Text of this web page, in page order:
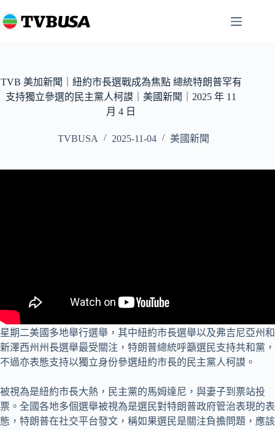
至
容
TVB 美加新聞｜紐約市長選戰成為焦點 總統特朗普罕有
支持獨立參選的民主黨人柯謨｜美國新聞｜2025 年 11
月 4 日
TVBUSA 2025-11-04 美國新聞
星期二美國多地舉行選舉，其中紐約市長選舉以及弗吉尼亞州和
新澤西州州長選舉最受關注，特朗普總統呼籲選民支持共和黨，
不過亦表態支持以獨立身份參選紐約市長的民主黨人柯謨。
被視為是紐約市長大熱，民主黨的馬姆達尼，與妻子到票站投
票。全國各地多個選舉被視為是選民對特朗普政府管治表現的表
態，特朗普在社交平台發文，稱如果選民是關注負擔問題，應該